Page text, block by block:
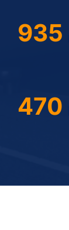
935
470